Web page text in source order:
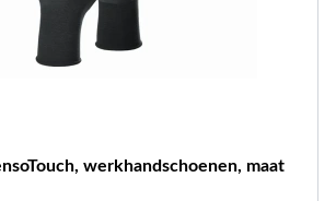
werkhandschoenen, maat